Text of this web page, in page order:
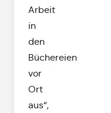
Arbeit
in
den
Büchereien
vor
Ort
aus“,